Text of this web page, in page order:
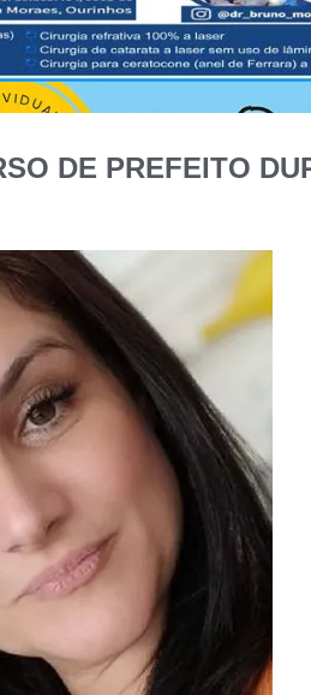
DE PREFEITO